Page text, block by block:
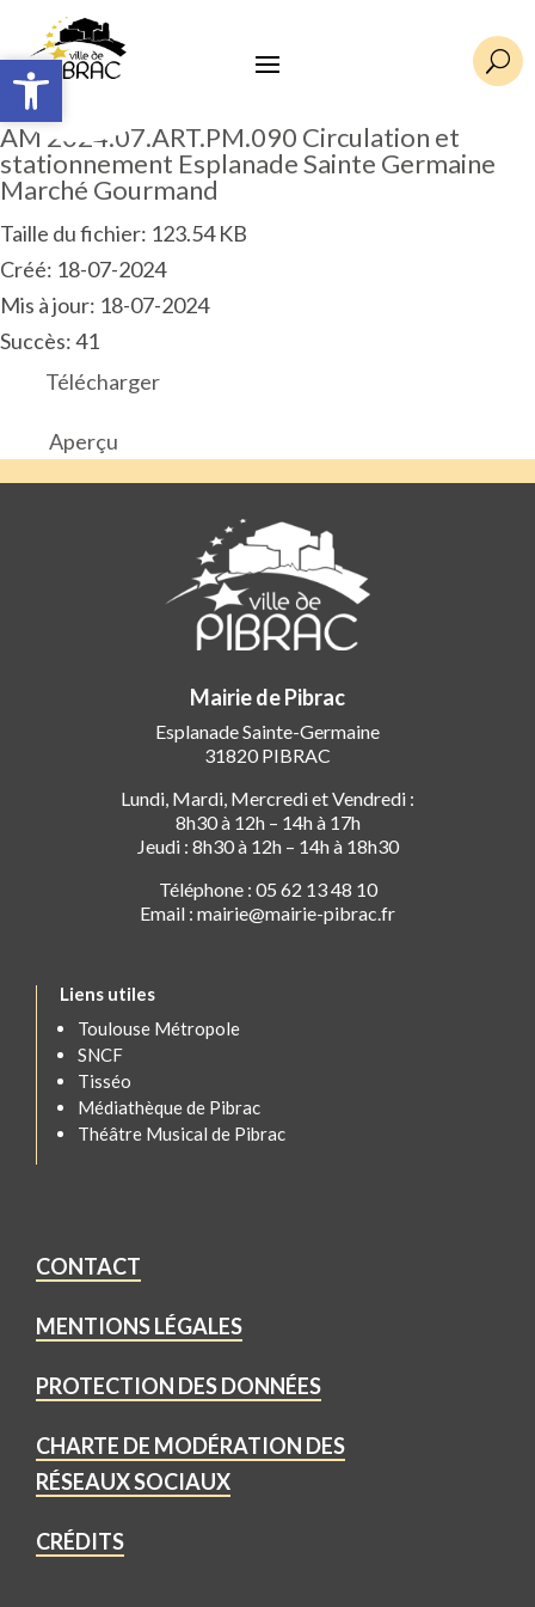
Ouvrir la barre d’outils U
AM 2024.07.ART.PM.090 Circulation et
stationnement Esplanade Sainte Germaine
Marché Gourmand
Taille du fichier: 123.54 KB
Créé: 18-07-2024
Mis à jour: 18-07-2024
Succès: 41
Télécharger
Aperçu
Mairie de Pibrac
Esplanade Sainte-Germaine
31820 PIBRAC
Lundi, Mardi, Mercredi et Vendredi :
8h30 à 12h – 14h à 17h
Jeudi : 8h30 à 12h – 14h à 18h30
Téléphone : 05 62 13 48 10
Email : mairie@mairie-pibrac.fr
Liens utiles
Toulouse Métropole
SNCF
Tisséo
Médiathèque de Pibrac
Théâtre Musical de Pibrac
CONTACT
MENTIONS LÉGALES
PROTECTION DES DONNÉES
CHARTE DE MODÉRATION DES
RÉSEAUX SOCIAUX
CRÉDITS
Ouvrir la barre d’outils